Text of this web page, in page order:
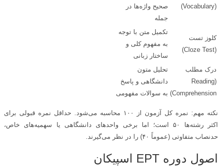
(Vocabulary)
صحیح واژه‌ها در
جمله
کلوز تست
(Cloze Test)
تکمیل متن با توجه
به مفهوم کلی و
ساختار زبانی
درک مطلب
(Reading
Comprehension)
تحلیل متون
دانشگاهی و پاسخ
به سوالات مفهومی
نکته مهم: نمره کل آزمون از ۱۰۰ محاسبه می‌شود. حداقل نمره قبولی برای
اکثر رشته‌ها ۵۰ است؛ اما برخی واحدهای دانشگاهی یا سهمیه‌های خاص،
حدنصاب متفاوتی (عموماً ۴۰) را در نظر می‌گیرند.
اصول دوره EPT اسپیکان